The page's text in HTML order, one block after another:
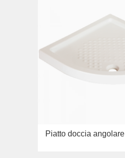
Piatto doccia angolare